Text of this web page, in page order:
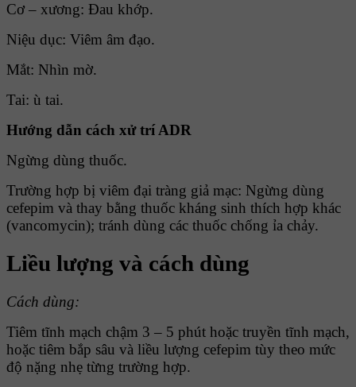
Cơ – xương: Ðau khớp.
Niệu dục: Viêm âm đạo.
Mắt: Nhìn mờ.
Tai: ù tai.
Hướng dẫn cách xử trí ADR
Ngừng dùng thuốc.
Trường hợp bị viêm đại tràng giả mạc: Ngừng dùng
cefepim và thay bằng thuốc kháng sinh thích hợp khác
(vancomycin); tránh dùng các thuốc chống ỉa chảy.
Liều lượng và cách dùng
Cách dùng:
Tiêm tĩnh mạch chậm 3 – 5 phút hoặc truyền tĩnh mạch,
hoặc tiêm bắp sâu và liều lượng cefepim tùy theo mức
độ nặng nhẹ từng trường hợp.